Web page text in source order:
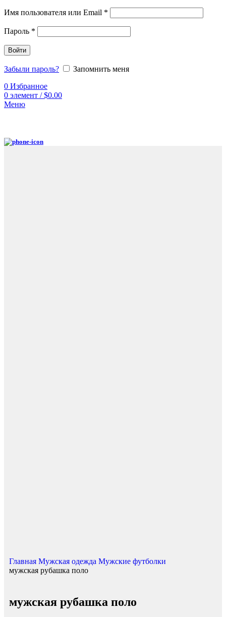
Имя пользователя или Email *
Пароль *
Войти
Забыли пароль?
Запомнить меня
0 Избранное
0 элемент / $0.00
Меню
Главная Мужская одежда Мужские футболки
мужская рубашка поло
мужская рубашка поло